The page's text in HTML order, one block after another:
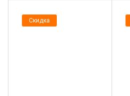
Скидка